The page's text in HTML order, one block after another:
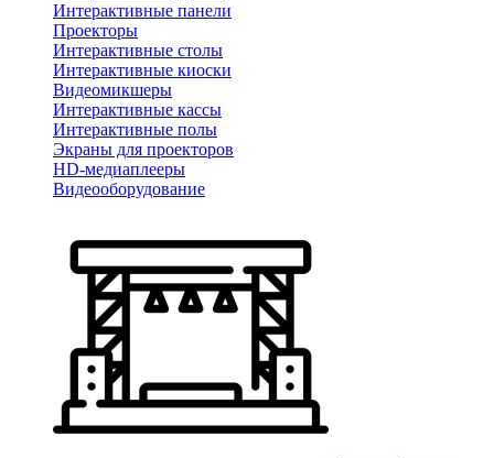
Интерактивные панели
Проекторы
Интерактивные столы
Интерактивные киоски
Видеомикшеры
Интерактивные кассы
Интерактивные полы
Экраны для проекторов
HD-медиаплееры
Видеооборудование